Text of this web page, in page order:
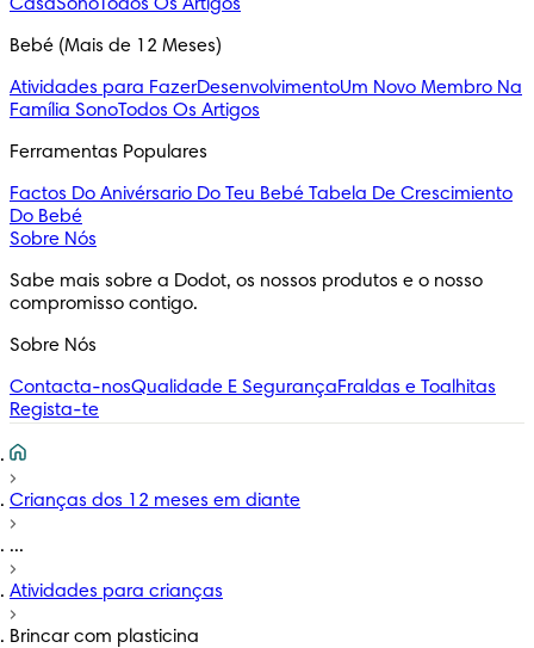
CasaSonoTodos Os Artigos
Bebé (Mais de 12 Meses)
Atividades para FazerDesenvolvimentoUm Novo Membro Na
Família SonoTodos Os Artigos
Ferramentas Populares
Factos Do Anivérsario Do Teu Bebé Tabela De Crescimiento
Do Bebé
Sobre Nós
Sabe mais sobre a Dodot, os nossos produtos e o nosso
compromisso contigo.
Sobre Nós
Contacta-nosQualidade E SegurançaFraldas e Toalhitas
Regista-te
Crianças dos 12 meses em diante
...
Atividades para crianças
Brincar com plasticina